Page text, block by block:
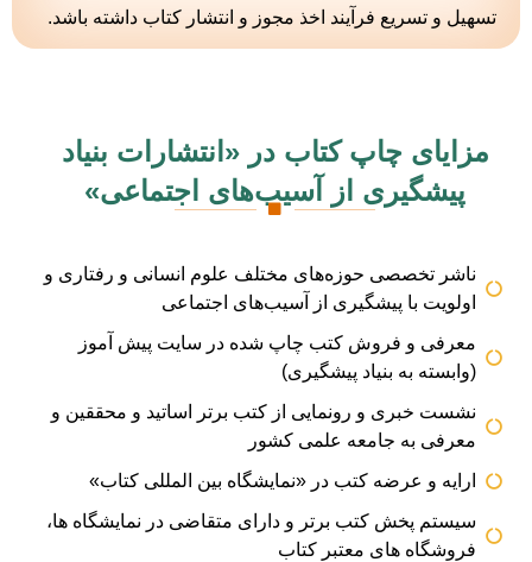
تسهیل و تسریع فرآیند اخذ مجوز و انتشار کتاب داشته باشد.
مزایای چاپ کتاب در «انتشارات بنیاد
پیشگیری از آسیب­‌های اجتماعی»
ناشر تخصصی حوزه‌های مختلف علوم انسانی و رفتاری و
اولویت با پیشگیری از آسیب‌های اجتماعی
معرفی و فروش کتب چاپ شده در سایت پیش آموز
(وابسته به بنیاد پیشگیری)
نشست خبری و رونمایی از کتب برتر اساتید و محققین و
معرفی به جامعه علمی کشور
ارایه و عرضه کتب در «نمایشگاه بین المللی کتاب»
سیستم پخش کتب برتر و دارای متقاضی در نمایشگاه ها،
فروشگاه های معتبر کتاب